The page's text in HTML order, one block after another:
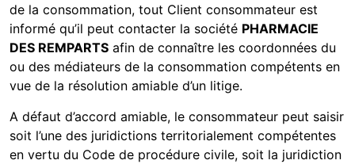
de la consommation, tout Client consommateur est
informé qu’il peut contacter la société PHARMACIE
DES REMPARTS afin de connaître les coordonnées du
ou des médiateurs de la consommation compétents en
vue de la résolution amiable d’un litige.
A défaut d’accord amiable, le consommateur peut saisir
soit l’une des juridictions territorialement compétentes
en vertu du Code de procédure civile, soit la juridiction